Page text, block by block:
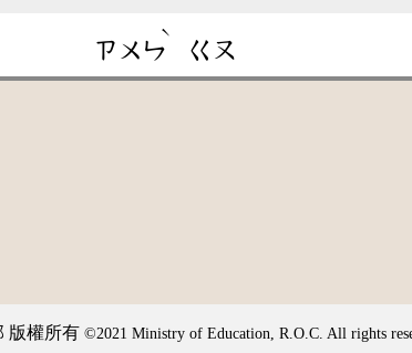
ㄗㄨㄣ
ˋ
ㄍㄡ
版權所有 ©2021 Ministry of Education, R.O.C. All rights